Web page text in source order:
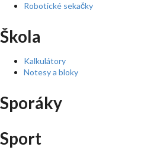
Robotické sekačky
Škola
Kalkulátory
Notesy a bloky
Sporáky
Sport